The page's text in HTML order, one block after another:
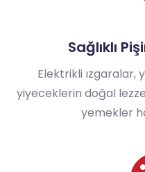
Sağlıklı
Elektrikli ızgaralar,
yiyeceklerin doğal
yemekler